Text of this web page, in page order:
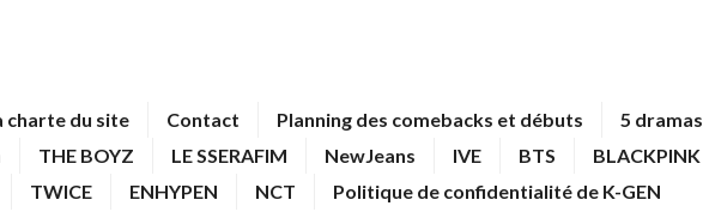
charte du site Contact Planning des comebacks et débuts
5 dramas
THE BOYZ LE SSERAFIM NewJeans IVE BTS
BLACKPINK
TWICE ENHYPEN NCT Politique de confidentialité de K-GEN